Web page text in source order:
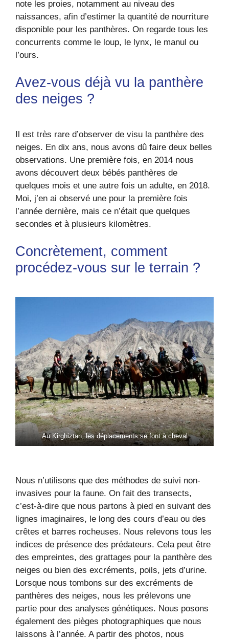
note les proies, notamment au niveau des
naissances, afin d’estimer la quantité de nourriture
disponible pour les panthères. On regarde tous les
concurrents comme le loup, le lynx, le manul ou
l’ours.
Avez-vous déjà vu la panthère
des neiges ?
Il est très rare d’observer de visu la panthère des
neiges. En dix ans, nous avons dû faire deux belles
observations. Une première fois, en 2014 nous
avons découvert deux bébés panthères de
quelques mois et une autre fois un adulte, en 2018.
Moi, j’en ai observé une pour la première fois
l’année dernière, mais ce n’était que quelques
secondes et à plusieurs kilomètres.
Concrètement, comment
procédez-vous sur le terrain ?
Au Kirghiztan, les déplacements se font à cheval
Nous n’utilisons que des méthodes de suivi non-
invasives pour la faune. On fait des transects,
c’est-à-dire que nous partons à pied en suivant des
lignes imaginaires, le long des cours d’eau ou des
crêtes et barres rocheuses. Nous relevons tous les
indices de présence des prédateurs. Cela peut être
des empreintes, des grattages pour la panthère des
neiges ou bien des excréments, poils, jets d’urine.
Lorsque nous tombons sur des excréments de
panthères des neiges, nous les prélevons une
partie pour des analyses génétiques. Nous posons
également des pièges photographiques que nous
laissons à l’année. A partir des photos, nous